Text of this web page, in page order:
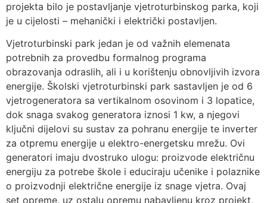
projekta bilo je postavljanje vjetroturbinskog parka, koji
je u cijelosti – mehanički i električki postavljen.
Vjetroturbinski park jedan je od važnih elemenata
potrebnih za provedbu formalnog programa
obrazovanja odraslih, ali i u korištenju obnovljivih izvora
energije. Školski vjetroturbinski park sastavljen je od 6
vjetrogeneratora sa vertikalnom osovinom i 3 lopatice,
dok snaga svakog generatora iznosi 1 kw, a njegovi
ključni dijelovi su sustav za pohranu energije te inverter
za otpremu energije u elektro-energetsku mrežu. Ovi
generatori imaju dvostruko ulogu: proizvode električnu
energiju za potrebe škole i educiraju učenike i polaznike
o proizvodnji električne energije iz snage vjetra. Ovaj
set opreme, uz ostalu opremu nabavljenu kroz projekt,